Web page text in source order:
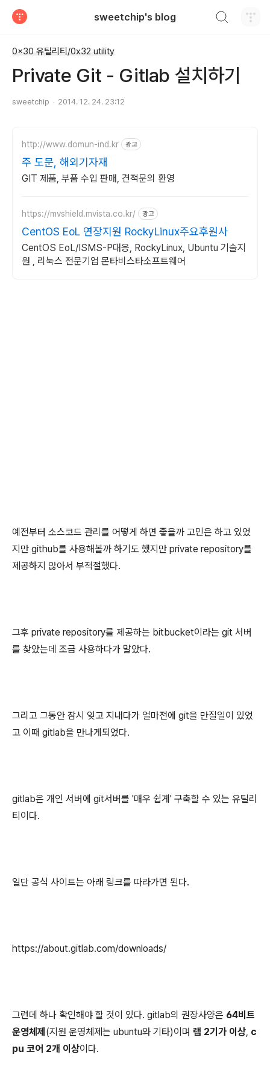
sweetchip's blog
0x30 유틸리티/0x32 utility
Private Git - Gitlab 설치하기
sweetchip 2014. 12. 24. 23:12
http://www.domun-ind.kr 광고
주 도문, 해외기자재
GIT 제품, 부품 수입 판매, 견적문의 환영
https://mvshield.mvista.co.kr/ 광고
CentOS EoL 연장지원 RockyLinux주요후원사
CentOS EoL/ISMS-P대응, RockyLinux, Ubuntu 기술지
원 , 리눅스 전문기업 몬타비스타소프트웨어
예전부터 소스코드 관리를 어떻게 하면 좋을까 고민은 하고 있었
지만 github를 사용해볼까 하기도 했지만 private repository를
제공하지 않아서 부적절했다.
그후 private repository를 제공하는 bitbucket이라는 git 서버
를 찾았는데 조금 사용하다가 말았다.
그리고 그동안 잠시 잊고 지내다가 얼마전에 git을 만질일이 있었
고 이때 gitlab을 만나게되었다.
gitlab은 개인 서버에 git서버를 '매우 쉽게' 구축할 수 있는 유틸리
티이다.
일단 공식 사이트는 아래 링크를 따라가면 된다.
https://about.gitlab.com/downloads/
그런데 하나 확인해야 할 것이 있다. gitlab의 권장사양은 64비트
운영체제 (지원 운영체제는 ubuntu와 기타)이며 램 2기가 이상, c
pu 코어 2개 이상이다.